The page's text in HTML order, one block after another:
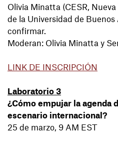
Olivia Minatta (CESR,
de la Universidad de
confirmar.
Moderan: Olivia Minatta y
LINK DE INSCRIPCIÓN
Laboratorio 3
¿Cómo empujar la agenda
escenario internacional?
25 de marzo, 9 AM EST